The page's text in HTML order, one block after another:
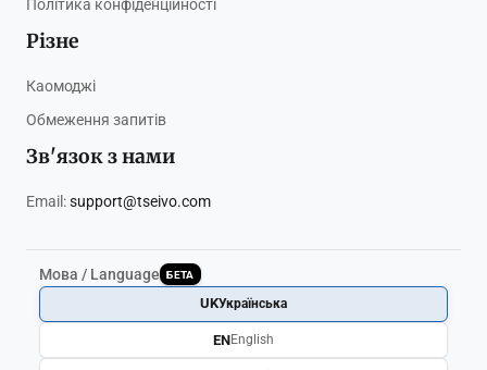
Політика конфіденційності
Різне
Каомоджі
Обмеження запитів
Зв'язок з нами
Email:support@tseivo.com
Мова / Language БЕТА
UKУкраїнська
ENEnglish